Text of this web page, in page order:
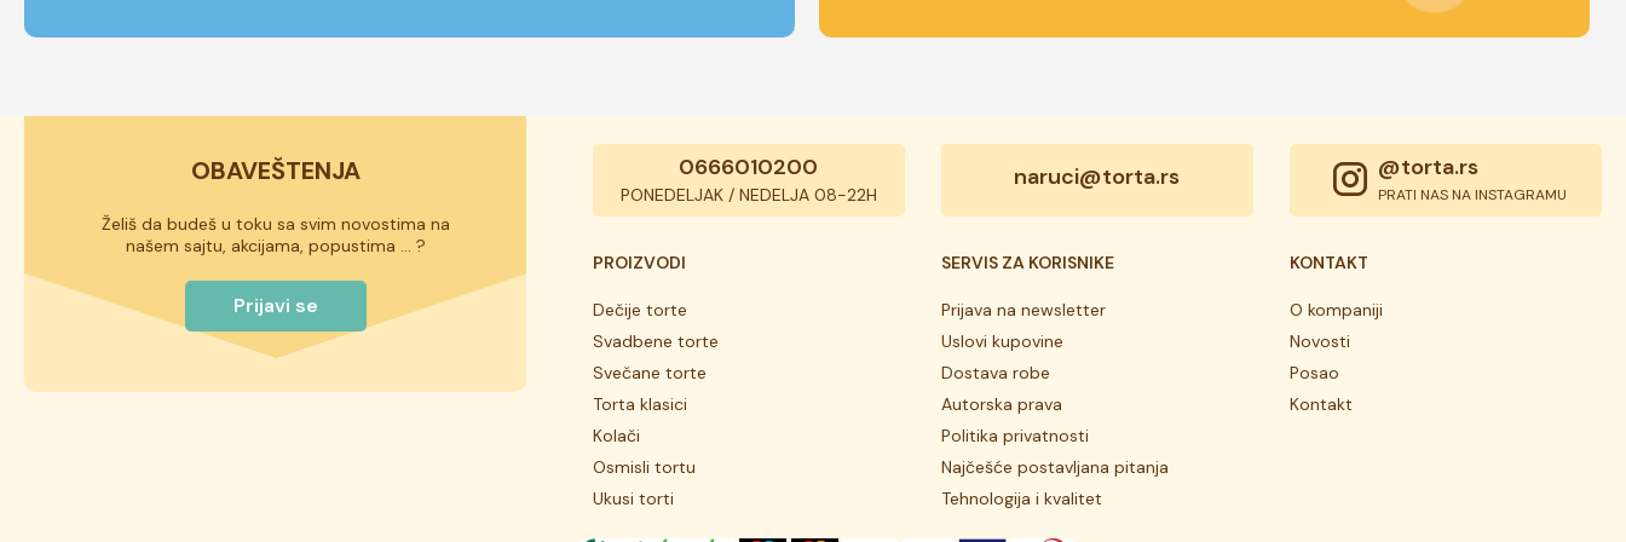
OBAVEŠTENJA
Želiš da budeš u toku sa svim novostima na
našem sajtu, akcijama, popustima ... ?
Prijavi se
0666010200
PONEDELJAK / NEDELJA 08-22H
naruci@torta.rs @torta.rs
PRATI NAS NA INSTAGRAMU
PROIZVODI
Dečije torte
Svadbene torte
Svečane torte
Torta klasici
Kolači
Osmisli tortu
Ukusi torti
SERVIS ZA KORISNIKE
Prijava na newsletter
Uslovi kupovine
Dostava robe
Autorska prava
Politika privatnosti
Najčešće postavljana pitanja
Tehnologija i kvalitet
KONTAKT
O kompaniji
Novosti
Posao
Kontakt